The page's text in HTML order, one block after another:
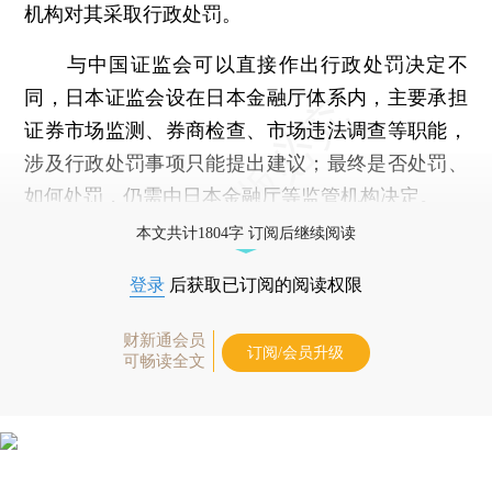
机构对其采取行政处罚。
与中国证监会可以直接作出行政处罚决定不
同，日本证监会设在日本金融厅体系内，主要承担
证券市场监测、券商检查、市场违法调查等职能，
涉及行政处罚事项只能提出建议；最终是否处罚、
如何处罚，仍需由日本金融厅等监管机构决定。
本文共计1804字 订阅后继续阅读
登录 后获取已订阅的阅读权限
财新通会员
可畅读全文
订阅/会员升级